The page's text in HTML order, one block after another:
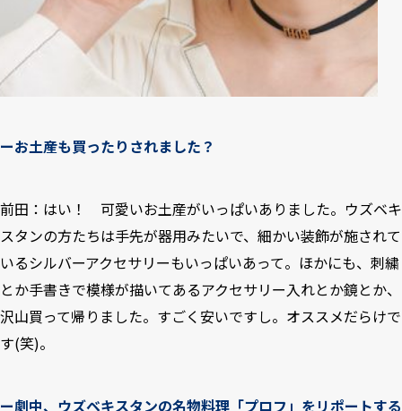
ーお土産も買ったりされました？
前田：はい！ 可愛いお土産がいっぱいありました。ウズベキ
スタンの方たちは手先が器用みたいで、細かい装飾が施されて
いるシルバーアクセサリーもいっぱいあって。ほかにも、刺繍
とか手書きで模様が描いてあるアクセサリー入れとか鏡とか、
沢山買って帰りました。すごく安いですし。オススメだらけで
す(笑)。
ー劇中、ウズベキスタンの名物料理「プロフ」をリポートする